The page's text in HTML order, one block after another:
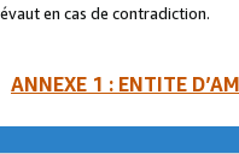
en cas de contradiction.
ANNEXE 1 : ENTITE